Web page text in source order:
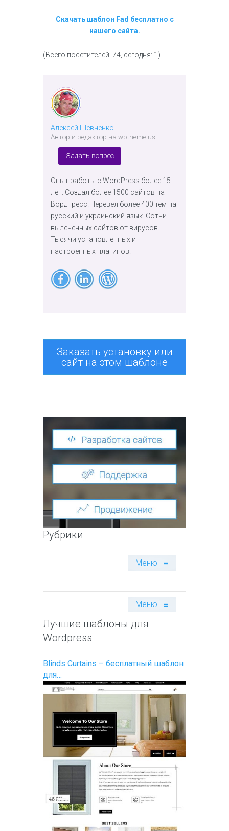
Скачать шаблон Fad бесплатно с
нашего сайта.
(Всего посетителей: 74, сегодня: 1)
Алексей Шевченко
Автор и редактор на wptheme.us
Задать вопрос
Опыт работы с WordPress более 15
лет. Создал более 1500 сайтов на
Вордпресс. Перевел более 400 тем на
русский и украинский язык. Сотни
вылеченных сайтов от вирусов.
Тысячи установленных и
настроенных плагинов.
Заказать установку или
сайт на этом шаблоне
Рубрики
Меню ≡
Меню ≡
Лучшие шаблоны для
Wordpress
Blinds Curtains – бесплатный шаблон
для…